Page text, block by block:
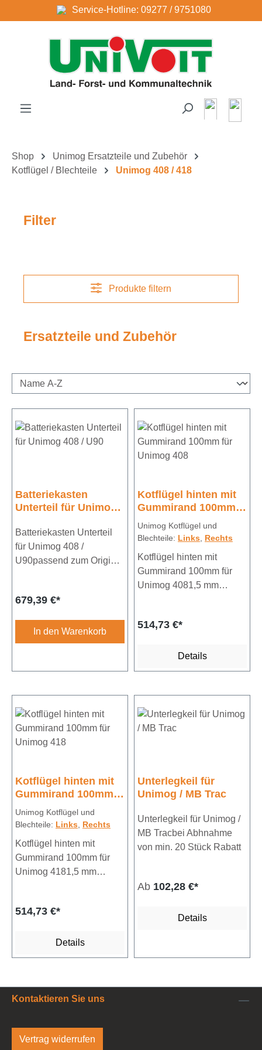
Zum Hauptinhalt springenService-Hotline: 09277 / 9751080
Shop
Unimog Ersatzteile und Zubehör
Kotflügel / Blechteile
Unimog 408 / 418
Filter
Produkte filtern
Ersatzteile und Zubehör
Batteriekasten
Unterteil für Unimog
Batteriekasten Unterteil
für Unimog 408 /
U90passend zum Original
Regulärer Preis:
679,39 €*
In den Warenkorb
Kotflügel hinten mit
Gummirand 100mm
für Unimog 408
Unimog Kotflügel und
Blechteile: Links, Rechts
Kotflügel hinten mit
Gummirand 100mm für
Unimog 4081,5 mm
ohne Gummirand ca. 240
mmBlechlänge ca. 1900
mm
514,73 €*
Details
Kotflügel hinten mit
Gummirand 100mm
für Unimog 418
Unimog Kotflügel und
Blechteile: Links, Rechts
Kotflügel hinten mit
Gummirand 100mm für
Unimog 4181,5 mm
ohne Gummirand ca. 300
mmBlechlänge ca. 1900
mm
514,73 €*
Details
Unterlegkeil für
Unimog / MB Trac
Unterlegkeil für Unimog /
MB Tracbei Abhnahme
von min. 20 Stück Rabatt
Regulärer Preis:
Ab 102,28 €*
Details
Kontaktieren Sie uns
Vertrag widerrufen